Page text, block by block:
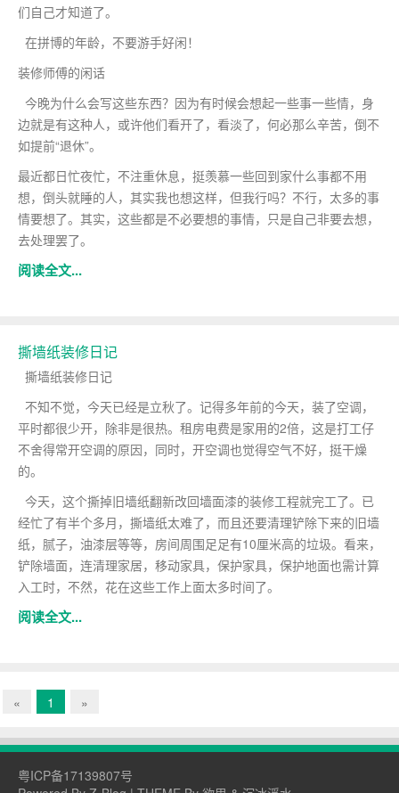
们自己才知道了。
在拼博的年龄，不要游手好闲！
装修师傅的闲话
今晚为什么会写这些东西？因为有时候会想起一些事一些情，身
边就是有这种人，或许他们看开了，看淡了，何必那么辛苦，倒不
如提前“退休”。
最近都日忙夜忙，不注重休息，挺羡慕一些回到家什么事都不用
想，倒头就睡的人，其实我也想这样，但我行吗？不行，太多的事
情要想了。其实，这些都是不必要想的事情，只是自己非要去想，
去处理罢了。
阅读全文...
撕墙纸装修日记
撕墙纸装修日记
不知不觉，今天已经是立秋了。记得多年前的今天，装了空调，
平时都很少开，除非是很热。租房电费是家用的2倍，这是打工仔
不舍得常开空调的原因，同时，开空调也觉得空气不好，挺干燥
的。
今天，这个撕掉旧墙纸翻新改回墙面漆的装修工程就完工了。已
经忙了有半个多月，撕墙纸太难了，而且还要清理铲除下来的旧墙
纸，腻子，油漆层等等，房间周围足足有10厘米高的垃圾。看来，
铲除墙面，连清理家居，移动家具，保护家具，保护地面也需计算
入工时，不然，花在这些工作上面太多时间了。
阅读全文...
« 1 »
粤ICP备17139807号